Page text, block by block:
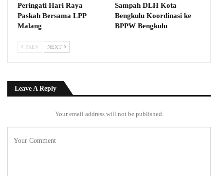
Peringati Hari Raya
Paskah Bersama LPP
Malang
Sampah DLH Kota
Bengkulu Koordinasi ke
BPPW Bengkulu
PREV NEXT
Leave A Reply
Your email address will not be published.